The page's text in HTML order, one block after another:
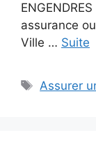
assurance
Ville … Suite
Étiquettes
Assurer